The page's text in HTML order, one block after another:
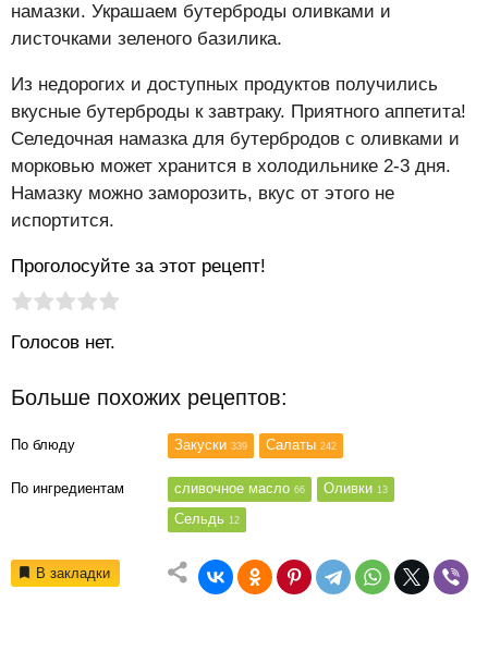
намазки. Украшаем бутерброды оливками и
листочками зеленого базилика.
Из недорогих и доступных продуктов получились
вкусные бутерброды к завтраку. Приятного аппетита!
Селедочная намазка для бутербродов с оливками и
морковью может хранится в холодильнике 2-3 дня.
Намазку можно заморозить, вкус от этого не
испортится.
Проголосуйте за этот рецепт!
Рейтинг статьи:
Голосов нет.
Больше похожих рецептов:
По блюду Закуски 339 Салаты 242
По ингредиентам сливочное масло 66 Оливки 13
Сельдь 12
В закладки